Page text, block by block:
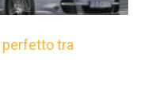
perfetto tra